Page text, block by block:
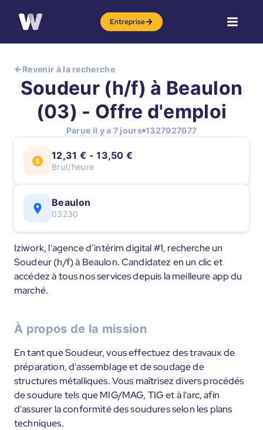
Entreprise
Revenir à la recherche
Soudeur (h/f) à Beaulon
(03) - Offre d'emploi
Parue il y a 7 jours 1327927677
12,31 € - 13,50 €
Brut/heure
Beaulon
03230
Iziwork, l'agence d’intérim digital #1, recherche un
Soudeur (h/f) à Beaulon. Candidatez en un clic et
accédez à tous nos services depuis la meilleure app du
marché.
À propos de la mission
En tant que Soudeur, vous effectuez des travaux de
préparation, d'assemblage et de soudage de
structures métalliques. Vous maîtrisez divers procédés
de soudure tels que MIG/MAG, TIG et à l'arc, afin
d'assurer la conformité des soudures selon les plans
techniques.